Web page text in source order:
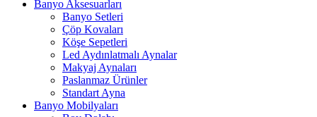
Banyo Aksesuarları
Banyo Setleri
Çöp Kovaları
Köşe Sepetleri
Led Aydınlatmalı Aynalar
Makyaj Aynaları
Paslanmaz Ürünler
Standart Ayna
Banyo Mobilyaları